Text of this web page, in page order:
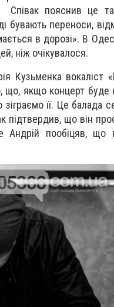
Співак пояснив це
бувають переноси,
в дорозі». В
ніж очікувалося.
Кузьменка вокаліст
що, якщо концерт буде
її. Це балада
підтвердив, що він
Андрій пообіцяв, що